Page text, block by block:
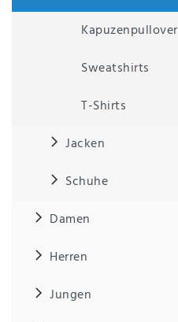
Kapuzenpullover
Sweatshirts
T-Shirts
Jacken
Schuhe
Damen
Herren
Jungen
IHRE E-MAIL ADRESSE
ich, dass
Daten­
erklärung